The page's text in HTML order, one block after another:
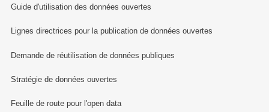
Guide d'utilisation des données ouvertes
Lignes directrices pour la publication de données ouvertes
Demande de réutilisation de données publiques
Stratégie de données ouvertes
Feuille de route pour l'open data